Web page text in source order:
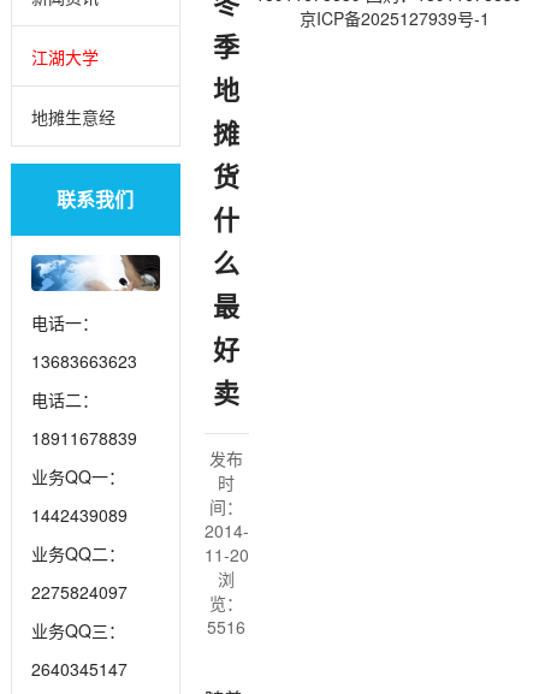
江湖大学
地摊生意经
联系我们
电话一：
13683663623
电话二：
18911678839
业务QQ一：
1442439089
业务QQ二：
2275824097
业务QQ三：
2640345147
季
地
摊
货
什
么
最
好
卖
发布
时
间：
2014-
11-20
浏
览：
5516
京ICP备2025127939号-1